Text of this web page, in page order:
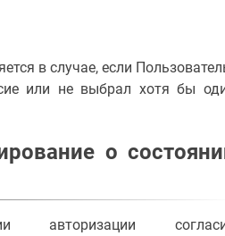
в случае, если
или не выбрал хотя бы
о
авторизации